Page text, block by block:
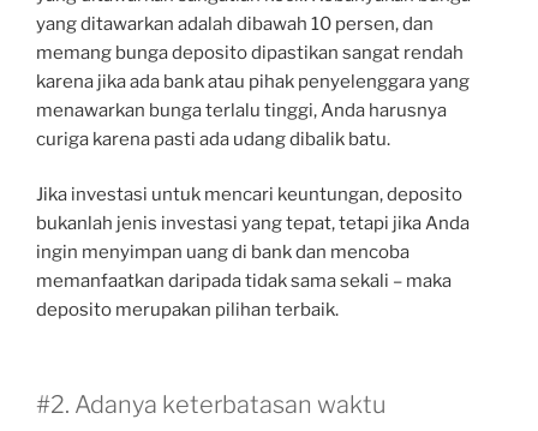
yang ditawarkan adalah dibawah 10 persen, dan
memang bunga deposito dipastikan sangat rendah
karena jika ada bank atau pihak penyelenggara yang
menawarkan bunga terlalu tinggi, Anda harusnya
curiga karena pasti ada udang dibalik batu.
Jika investasi untuk mencari keuntungan, deposito
bukanlah jenis investasi yang tepat, tetapi jika Anda
ingin menyimpan uang di bank dan mencoba
memanfaatkan daripada tidak sama sekali – maka
deposito merupakan pilihan terbaik.
#2. Adanya keterbatasan waktu